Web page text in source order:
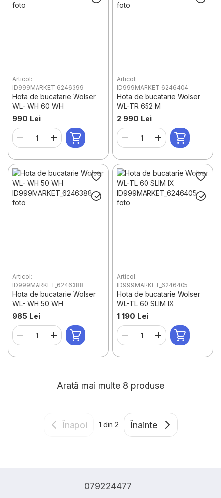
Articol:
ID999MARKET_6246399
Hota de bucatarie Wolser
WL- WH 60 WH
990 Lei
Articol:
ID999MARKET_6246404
Hota de bucatarie Wolser
WL-TR 652 M
2 990 Lei
Articol:
ID999MARKET_6246388
Hota de bucatarie Wolser
WL- WH 50 WH
985 Lei
Articol:
ID999MARKET_6246405
Hota de bucatarie Wolser
WL-TL 60 SLIM IX
1 190 Lei
Arată mai multe 8 produse
Înapoi 1 din 2 Înainte
079224477